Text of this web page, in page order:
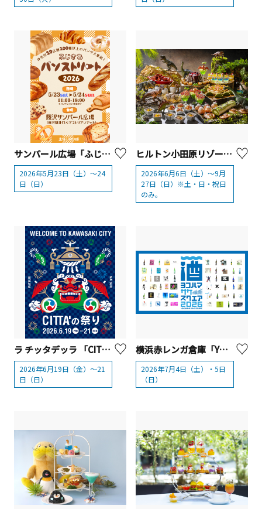
サンパール広場「ふじさわパンストリート2026」【藤沢市】
2026年5月23日（土）～24
日（日）
ヒルトン小田原リゾート＆スパ「恐竜ワールド ダイナソー スイーツビュッフェ」
2026年6月6日（土）～9月
27日（日）※土・日・祝日
のみ。
ラ チッタデッラ 「CITTA'の祭り 2026」【川崎市】
2026年6月19日（金）～21
日（日）
横浜赤レンガ倉庫「YOKOHAMA SAKE SQUARE 2026（ヨコハマ サケ スクエア2026）」
2026年7月4日（土）・5日
（日）